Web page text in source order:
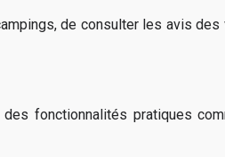
de consulter les avis
fonctionnalités pratiques